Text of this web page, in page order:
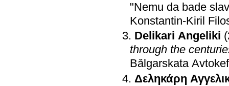
"Nemu da bade
Konstantin-Kiril
Delikari Angeliki
through the
Bǎlgarskata
Δεληκάρη